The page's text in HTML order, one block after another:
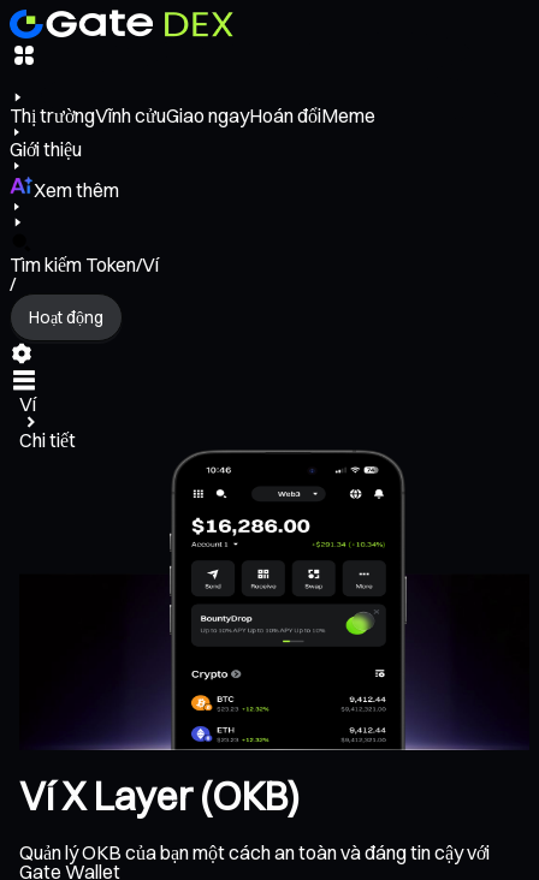
Thị trườngVĩnh cửuGiao ngayHoán đổiMeme
Giới thiệu
Xem thêm
Tìm kiếm Token/Ví
/
Hoạt động
Ví
Chi tiết
Ví X Layer (OKB)
Quản lý OKB của bạn một cách an toàn và đáng tin cậy với
Gate Wallet